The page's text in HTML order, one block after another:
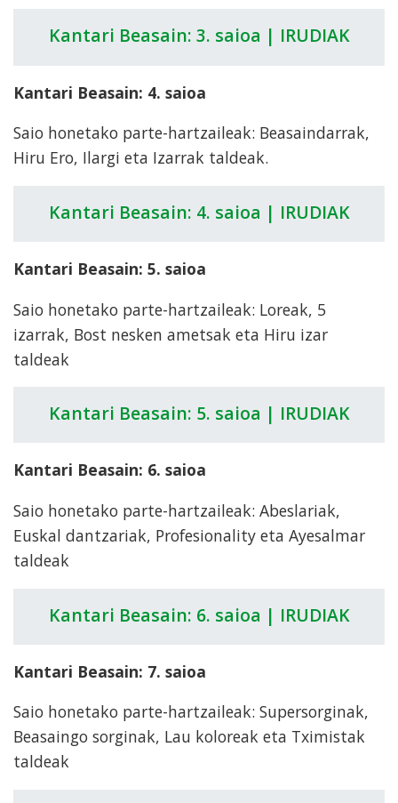
Kantari Beasain: 3. saioa | IRUDIAK
Kantari Beasain: 4. saioa
Saio honetako parte-hartzaileak: Beasaindarrak,
Hiru Ero, Ilargi eta Izarrak taldeak.
Kantari Beasain: 4. saioa | IRUDIAK
Kantari Beasain: 5. saioa
Saio honetako parte-hartzaileak: Loreak, 5
izarrak, Bost nesken ametsak eta Hiru izar
taldeak
Kantari Beasain: 5. saioa | IRUDIAK
Kantari Beasain: 6. saioa
Saio honetako parte-hartzaileak: Abeslariak,
Euskal dantzariak, Profesionality eta Ayesalmar
taldeak
Kantari Beasain: 6. saioa | IRUDIAK
Kantari Beasain: 7. saioa
Saio honetako parte-hartzaileak: Supersorginak,
Beasaingo sorginak, Lau koloreak eta Tximistak
taldeak